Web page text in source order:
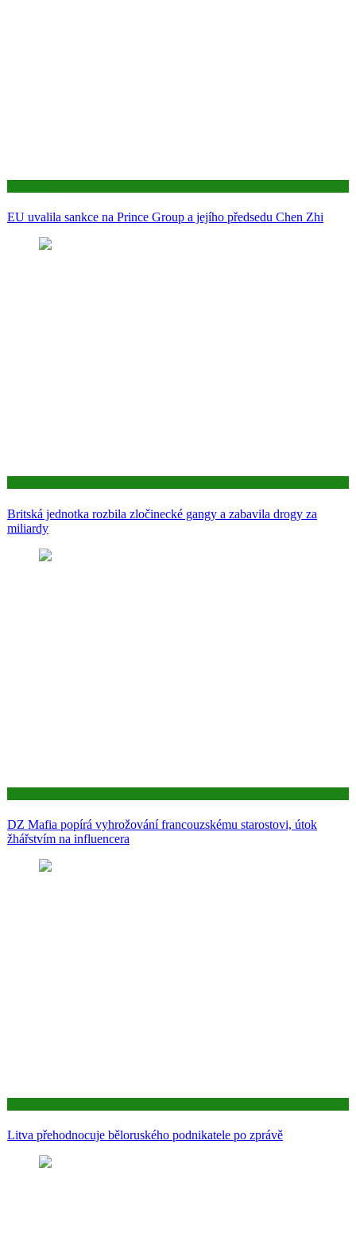
EU uvalila sankce na Prince Group a jejího předsedu Chen Zhi
Britská jednotka rozbila zločinecké gangy a zabavila drogy za
miliardy
DZ Mafia popírá vyhrožování francouzskému starostovi, útok
žhářstvím na influencera
Litva přehodnocuje běloruského podnikatele po zprávě